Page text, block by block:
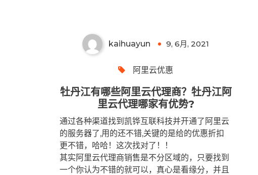
0
kaihuayun 9, 6月, 2021
阿里云优惠
牡丹江有哪些阿里云代理商？牡丹江阿
里云代理哪家有优势?
通过各种渠道找到凯铧互联科技并开通了阿里云
的服务器了,用的还不错,关键的是给的优惠折扣
更不错，哈哈！这次找对了！！
其实阿里云代理商销售是不分区域的，只要找到
一个你认为不错的就可以，真心是看缘分，并且